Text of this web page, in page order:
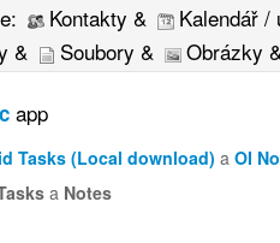
Kontakty &
Kalendář
&
Soubory & Obrázky
app
Tasks (Local download) aOI
a Notes